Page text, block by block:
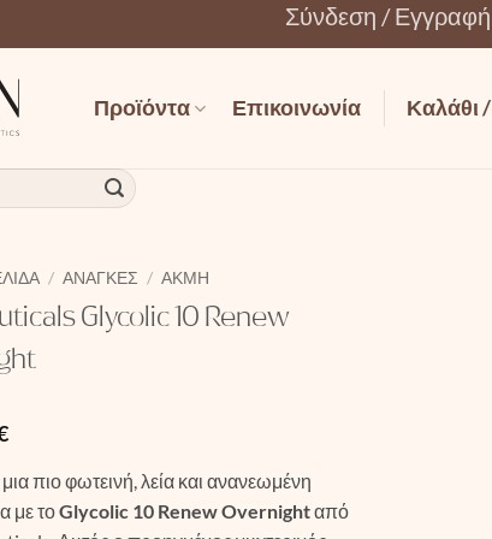
Σύνδεση / Εγγραφή
Προϊόντα Επικοινωνία Καλάθι /
/ ΑΝΆΓΚΕΣ / ΑΚΜΉ
Glycolic 10 Renew
πιο φωτεινή, λεία και ανανεωμένη
με τοGlycolic 10 Renew Overnightαπό